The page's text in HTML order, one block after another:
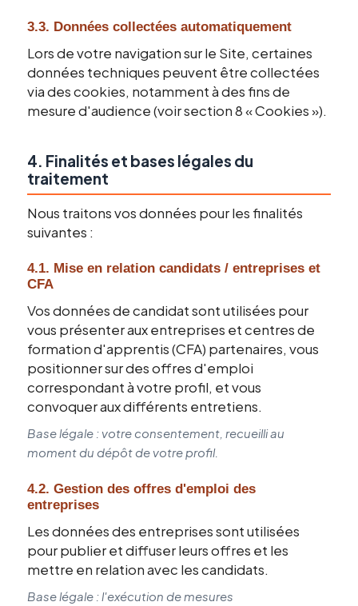
3.3. Données collectées automatiquement
Lors de votre navigation sur le Site, certaines
données techniques peuvent être collectées
via des cookies, notamment à des fins de
mesure d'audience (voir section 8 « Cookies »).
4. Finalités et bases légales du
traitement
Nous traitons vos données pour les finalités
suivantes :
4.1. Mise en relation candidats / entreprises et
CFA
Vos données de candidat sont utilisées pour
vous présenter aux entreprises et centres de
formation d'apprentis (CFA) partenaires, vous
positionner sur des offres d'emploi
correspondant à votre profil, et vous
convoquer aux différents entretiens.
Base légale : votre consentement, recueilli au
moment du dépôt de votre profil.
4.2. Gestion des offres d'emploi des
entreprises
Les données des entreprises sont utilisées
pour publier et diffuser leurs offres et les
mettre en relation avec les candidats.
Base légale : l'exécution de mesures